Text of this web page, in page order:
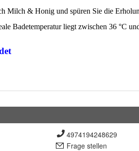
4974194248629
Frage stellen